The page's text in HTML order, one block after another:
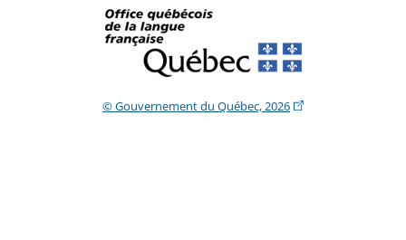
© Gouvernement du Québec, 2026(Cet hyperlien